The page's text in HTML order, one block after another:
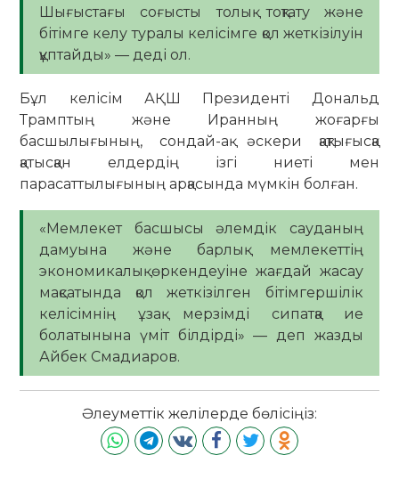
Шығыстағы соғысты толық тоқтату және
бітімге келу туралы келісімге қол жеткізілуін
құптайды» — деді ол.
Бұл келісім АҚШ Президенті Дональд
Трамптың және Иранның жоғарғы
басшылығының, сондай-ақ әскери қақтығысқа
қатысқан елдердің ізгі ниеті мен
парасаттылығының арқасында мүмкін болған.
«Мемлекет басшысы әлемдік сауданың
дамуына және барлық мемлекеттің
экономикалық өркендеуіне жағдай жасау
мақсатында қол жеткізілген бітімгершілік
келісімнің ұзақ мерзімді сипатқа ие
болатынына үміт білдірді» — деп жазды
Айбек Смадиаров.
Әлеуметтік желілерде бөлісіңіз: